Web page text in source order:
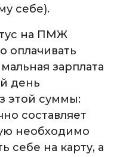
себе).
на ПМЖ
оплачивать
зарплата
день
этой суммы:
составляет
необходимо
себе на карту, а